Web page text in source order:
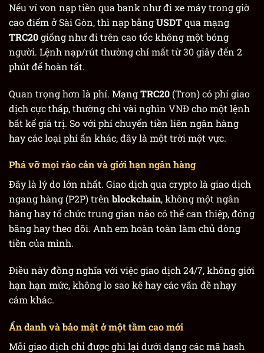
Nếu ví von nạp tiền qua bank như đi xe máy trong giờ
cao điểm ở Sài Gòn, thì nạp bằngUSDTqua mạng
TRC20giống như đi trên cao tốc không một bóng
người. Lệnh nạp/rút thường chỉ mất từ 30 giây đến 2
phút để hoàn tất.
Quan trọng hơn là phí. MạngTRC20 (Tron) có phí giao
dịch cực thấp, thường chỉ vài nghìn VNĐ cho một lệnh
bất kể giá trị. So với phí chuyển tiền liên ngân hàng
hay các loại phí ẩn khác, đây là một trời một vực.
Phá vỡ mọi rào cản và giới hạn ngân hàng
Đây là lý do lớn nhất. Giao dịch qua crypto là giao dịch
ngang hàng (P2P) trênblockchain, không một ngân
hàng hay tổ chức trung gian nào có thể can thiệp, đóng
băng hay theo dõi. Anh em hoàn toàn làm chủ dòng
tiền của mình.
Điều này đồng nghĩa với việc giao dịch 24/7, không giới
hạn hạn mức, không lo sao kê hay các vấn đề nhạy
cảm khác.
Ẩn danh và bảo mật ở một tầm cao mới
Mỗi giao dịch chỉ được ghi lại dưới dạng các mã hash